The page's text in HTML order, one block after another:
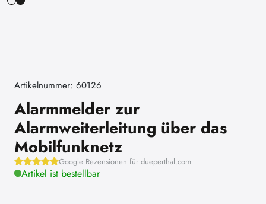
Artikelnummer: 60126
Alarmmelder zur
Alarmweiterleitung über das
Mobilfunknetz
Google Rezensionen für dueperthal.com
Artikel ist bestellbar